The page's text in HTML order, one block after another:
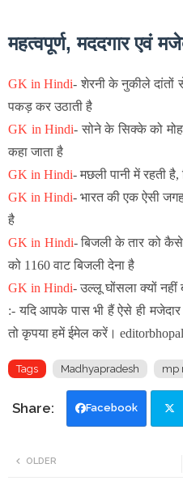
महत्वपूर्ण, मददगार एवं
GK in Hindi- शेरनी के नुकीले दांतों
पकड़ कर उठाती है
GK in Hindi- सोने के सिक्के को
कहा जाता है
GK in Hindi- मछली पानी में रहती
GK in Hindi- भारत की एक ऐसी
है
GK in Hindi- बिजली के तार को
को 1160 वाट बिजली देना है
GK in Hindi- उल्लू घोंसला क्यों नहीं
:- यदि आपके पास भी हैं ऐसे ही
तो कृपया हमें ईमेल करें।
Tags Madhyapradesh mp
Facebook
OLDER